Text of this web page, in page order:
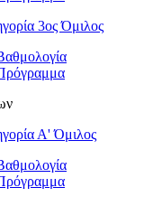
3ος Όμιλος
Α' Όμιλος